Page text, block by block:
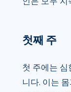
첫째 주
첫 주에는 심
니다. 이는